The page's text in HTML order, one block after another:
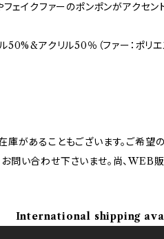
ェイクファーのポンポンがアクセント
アクリル50％（ファー：ポリエ
庫があることもございます。ご希望
問い合わせ下さいませ。尚、WEB
International shipping